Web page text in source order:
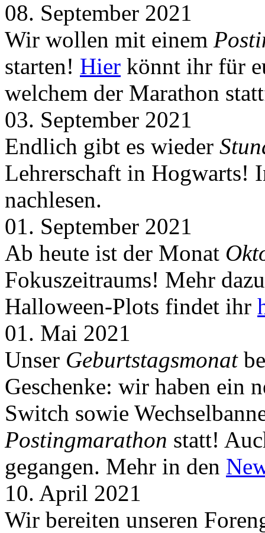
08. September 2021
Wir wollen mit einem
starten! Hier könnt ihr für
welchem der Marathon
03. September 2021
Endlich gibt es wieder
Lehrerschaft in Hogwarts!
nachlesen.
01. September 2021
Ab heute ist der Monat
Fokuszeitraums! Mehr
Halloween-Plots findet ihr
01. Mai 2021
Unser Geburtstagsmonat
Geschenke: wir haben ein
Switch sowie
Postingmarathon statt!
gegangen. Mehr in den
10. April 2021
Wir bereiten unseren